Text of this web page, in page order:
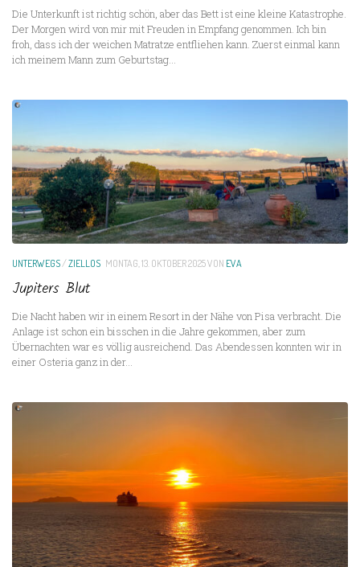
Die Unterkunft ist richtig schön, aber das Bett ist eine kleine Katastrophe.
Der Morgen wird von mir mit Freuden in Empfang genommen. Ich bin
froh, dass ich der weichen Matratze entfliehen kann. Zuerst einmal kann
ich meinem Mann zum Geburtstag...
UNTERWEGS/ZIELLOS MONTAG, 13. OKTOBER 2025VON EVA
Jupiters Blut
Die Nacht haben wir in einem Resort in der Nähe von Pisa verbracht. Die
Anlage ist schon ein bisschen in die Jahre gekommen, aber zum
Übernachten war es völlig ausreichend. Das Abendessen konnten wir in
einer Osteria ganz in der...